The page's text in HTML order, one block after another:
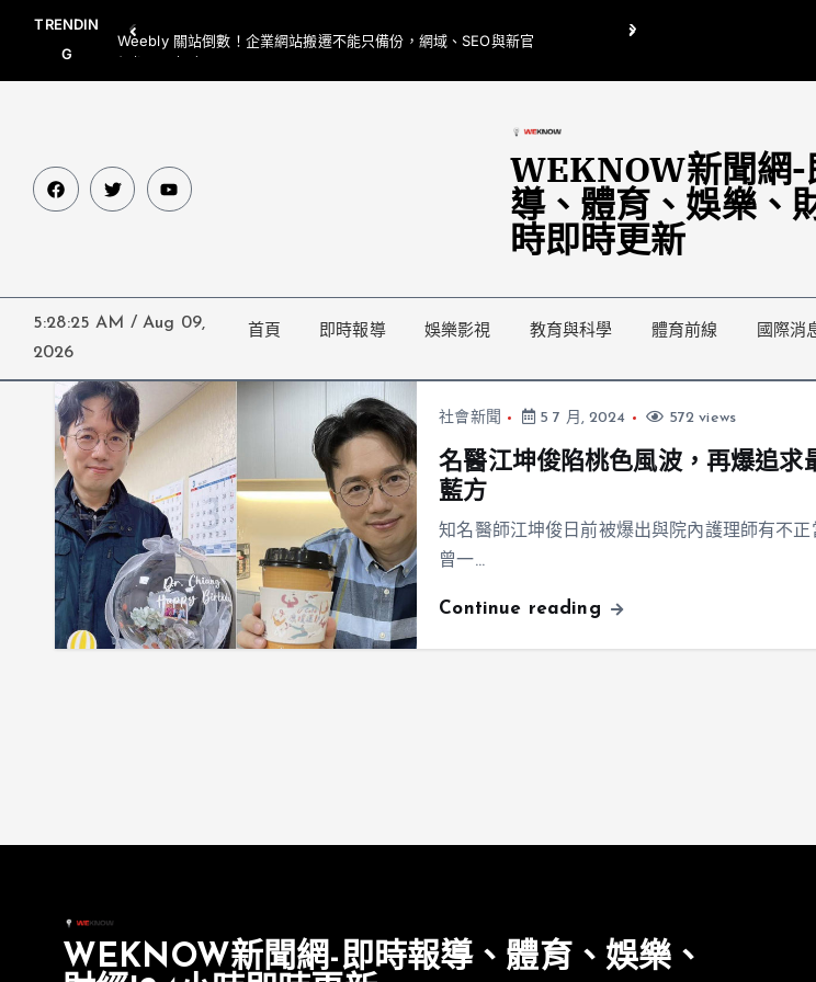
TRENDIN
G
Weebly 關站倒數！企業網站搬遷不能只備份，網域、SEO與新官
網都要一起處理
翁曉玲喊刪陸委會1295萬媒宣費惹議
WEKNOW新聞網-
導、體育、娛樂、
時即時更新
5:28:26 AM / Aug 09,
2026
首頁 即時報導 娛樂影視 教育與科學 體育前線 國際消
社會新聞 5 7 月, 2024 572 views
名醫江坤俊陷桃色風波，再爆追求
藍方
知名醫師江坤俊日前被爆出與院內護理師有不
曾一…
Continue reading
WEKNOW新聞網-即時報導、體育、娛樂、